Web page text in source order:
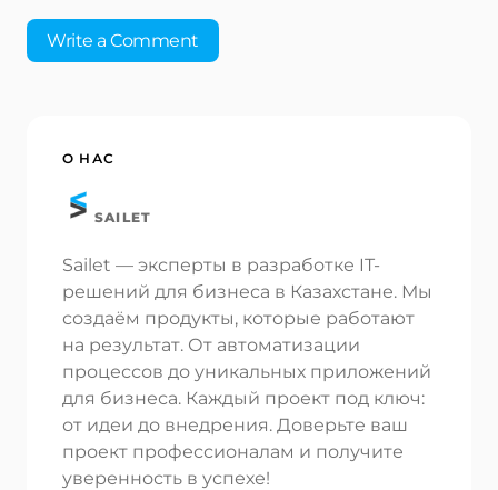
Write a Comment
Ваш адрес email не будет опубликован.
Ваш комментарий *
Электронная почта *
О НАС
SAILET
Sailet — эксперты в разработке IT-
решений для бизнеса в Казахстане. Мы
создаём продукты, которые работают
на результат. От автоматизации
процессов до уникальных приложений
для бизнеса. Каждый проект под ключ:
от идеи до внедрения. Доверьте ваш
проект профессионалам и получите
уверенность в успехе!